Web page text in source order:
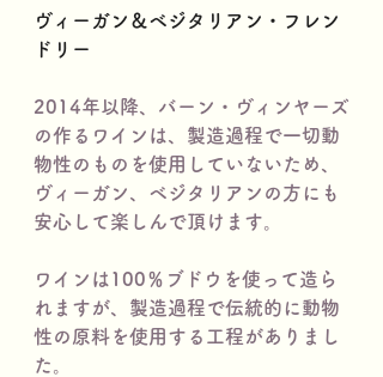
ヴィーガン＆ベジタリアン・フレン
ドリー
2014年以降、バーン・ヴィンヤーズ
の作るワインは、製造過程で一切動
物性のものを使用していないため、
ヴィーガン、ベジタリアンの方にも
安心して楽しんで頂けます。
ワインは100％ブドウを使って造ら
れますが、製造過程で伝統的に動物
性の原料を使用する工程がありまし
た。